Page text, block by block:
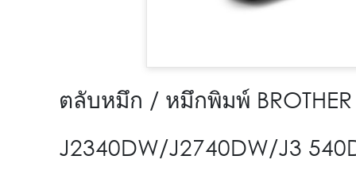
ตลับหมึก / หมึกพิมพ์
J2340DW/J2740DW/J3